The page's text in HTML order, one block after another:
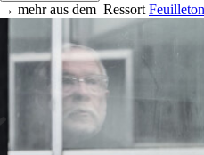
→ mehr aus dem Ressort Feuilleton